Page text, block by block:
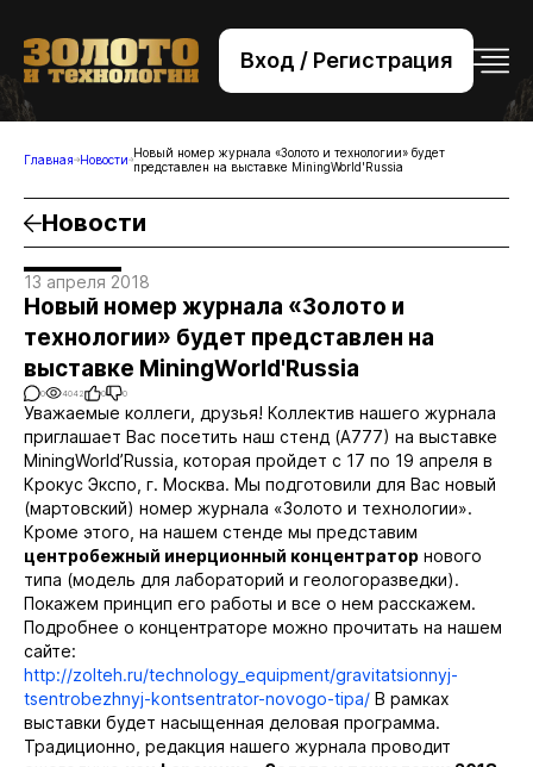
Вход / Регистрация
+7 (495) 221-76-32
bsv@zolteh.ru
Главная Новости Новый номер журнала «Золото и технологии» будет
представлен на выставке MiningWorld'Russia
Новости
13 апреля 2018
Новый номер журнала «Золото и
технологии» будет представлен на
выставке MiningWorld'Russia
0 4042 0 0
Уважаемые коллеги, друзья! Коллектив нашего журнала
приглашает Вас посетить наш стенд (А777) на выставке
MiningWorld’Russia, которая пройдет с 17 по 19 апреля в
Крокус Экспо, г. Москва. Мы подготовили для Вас новый
(мартовский) номер журнала «Золото и технологии».
Кроме этого, на нашем стенде мы представим
центробежный инерционный концентратор нового
типа (модель для лабораторий и геологоразведки).
Покажем принцип его работы и все о нем расскажем.
Подробнее о концентраторе можно прочитать на нашем
сайте:
http://zolteh.ru/technology_equipment/gravitatsionnyj-
tsentrobezhnyj-kontsentrator-novogo-tipa/ В рамках
выставки будет насыщенная деловая программа.
Традиционно, редакция нашего журнала проводит